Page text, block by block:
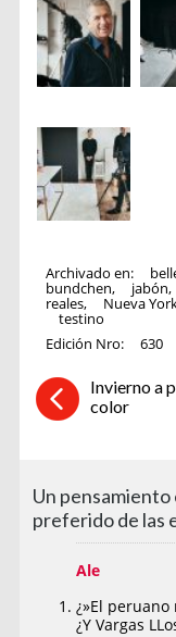
Archivado en:
bundchen, jabón,
reales, Nueva
testino
Edición Nro:
630
Invierno a
color
Un pensamiento
preferido de las
Ale
¿»El
¿Y Vargas